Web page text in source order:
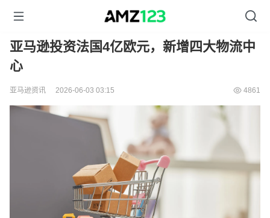
亚马逊投资法国4亿欧元，新增四大物流中
心
亚马逊资讯 2026-06-03 03:15 4861